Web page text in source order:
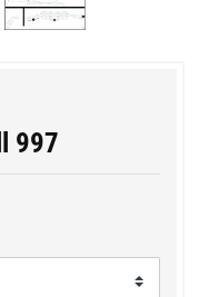
997